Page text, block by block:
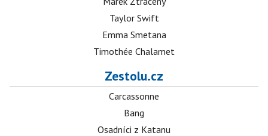
Taylor Swift
Emma Smetana
Timothée Chalamet
Zestolu.cz
Carcassonne
Bang
Osadníci z Katanu